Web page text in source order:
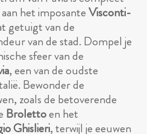
het imposanteVisconti-
getuigt van de
van de stad. Dompel je
sfeer van de
, een van de oudste
Bewonder de
zoals de betoverende
Brolettoen het
Ghislieri, terwijl je eeuwen